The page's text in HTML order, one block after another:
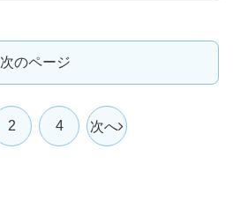
次のページ
2 4 次へ